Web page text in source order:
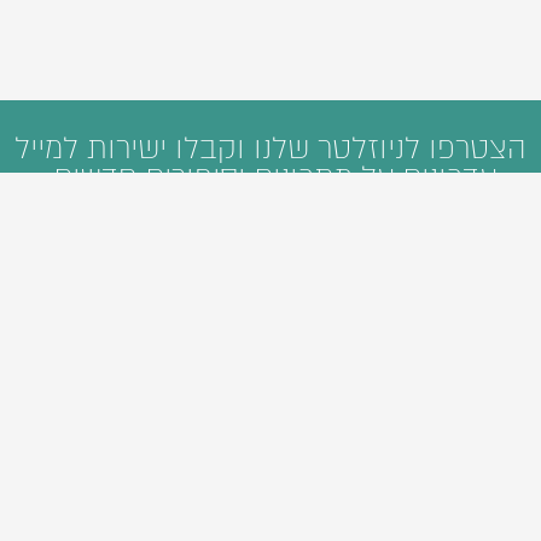
הצטרפו לניוזלטר שלנו וקבלו ישירות למייל
עדכונים על מתכונים וסיפורים חדשים: